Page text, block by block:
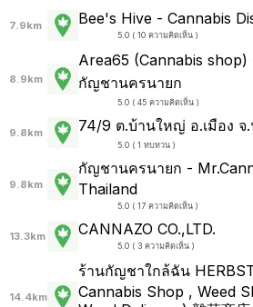
7.9km Bee's Hive - Cannabis
5.0 ( 10 ความคิดเห็น )
8.9km
Area65 (Cannabis
กัญชานครนายก
5.0 ( 45 ความคิดเห็น )
9.8km 74/9 ต.บ้านใหญ่ อ.เมือง จ
5.0 ( 1 ทบทวน )
9.8km
กัญชานครนายก -
Thailand
5.0 ( 17 ความคิดเห็น )
13.3km CANNAZO CO.,LTD.
5.0 ( 3 ความคิดเห็น )
14.4km
ร้านกัญชาใกล้ฉัน
Cannabis Shop , Weed